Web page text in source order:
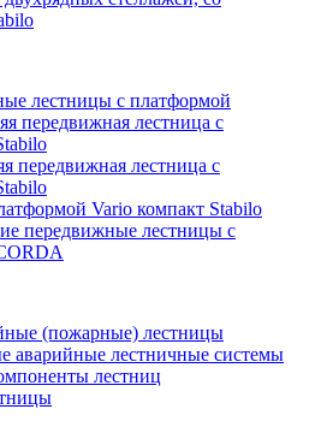
лестницы с платформой
передвижная лестница с
передвижная лестница с
Vario компакт Stabilo
передвижные лестницы с
(пожарные) лестницы
аварийные лестничные системы
лестниц